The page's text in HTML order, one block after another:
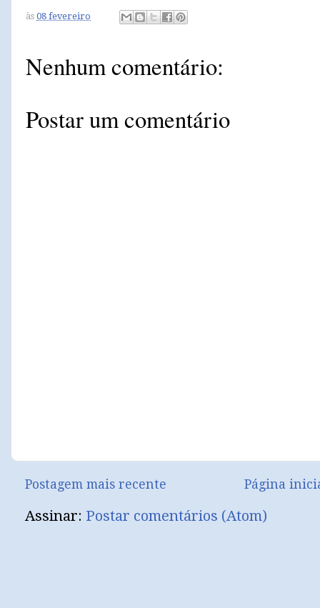
às 08 fevereiro
Nenhum comentário:
Postar um comentário
Postagem mais recente Página
Assinar: Postar comentários (Atom)